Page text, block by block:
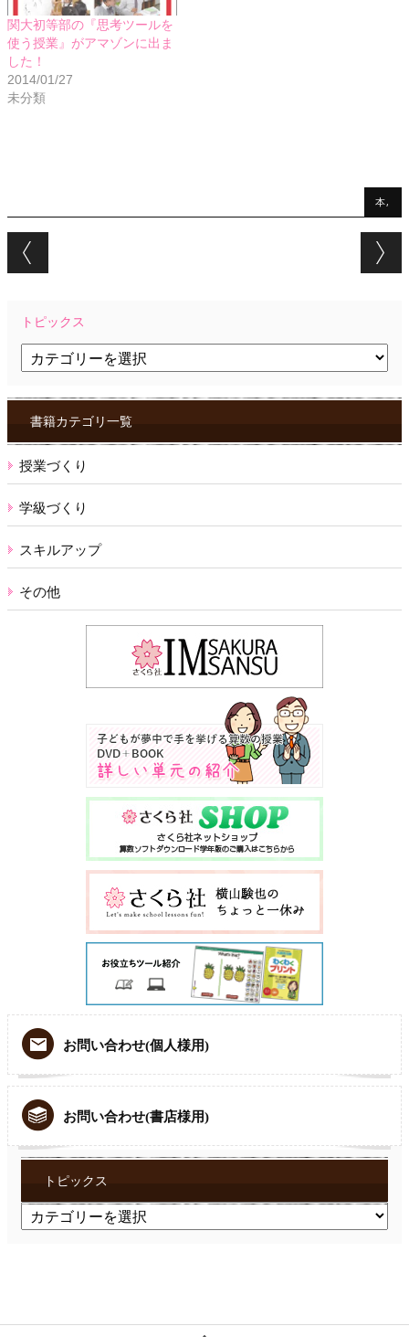
関大初等部の『思考ツールを
使う授業』がアマゾンに出ま
した！
2014/01/27
未分類
本,
Post navigation
トピックス
ク
ス書籍カテゴリ一覧
授業づくり
学級づくり
スキルアップ
その他
お問い合わせ(個人様用)
お問い合わせ(書店様用)
トピックス
ト